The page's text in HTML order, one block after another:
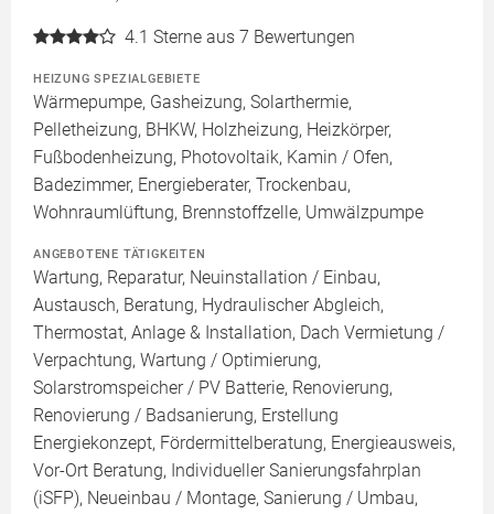
4.1 Sterne aus 7 Bewertungen
HEIZUNG SPEZIALGEBIETE
Wärmepumpe, Gasheizung, Solarthermie,
Pelletheizung, BHKW, Holzheizung, Heizkörper,
Fußbodenheizung, Photovoltaik, Kamin / Ofen,
Badezimmer, Energieberater, Trockenbau,
Wohnraumlüftung, Brennstoffzelle, Umwälzpumpe
ANGEBOTENE TÄTIGKEITEN
Wartung, Reparatur, Neuinstallation / Einbau,
Austausch, Beratung, Hydraulischer Abgleich,
Thermostat, Anlage & Installation, Dach Vermietung /
Verpachtung, Wartung / Optimierung,
Solarstromspeicher / PV Batterie, Renovierung,
Renovierung / Badsanierung, Erstellung
Energiekonzept, Fördermittelberatung, Energieausweis,
Vor-Ort Beratung, Individueller Sanierungsfahrplan
(iSFP), Neueinbau / Montage, Sanierung / Umbau,